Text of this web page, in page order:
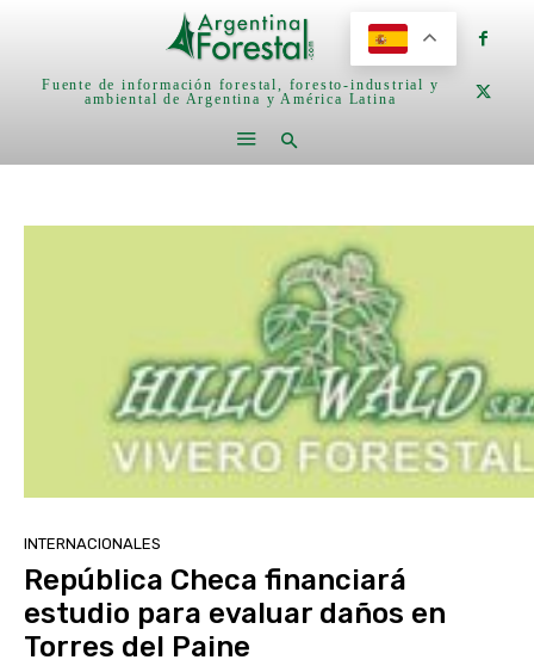
Fuente de información forestal, foresto-industrial y
ambiental de Argentina y América Latina
INTERNACIONALES
República Checa financiará
estudio para evaluar daños en
Torres del Paine